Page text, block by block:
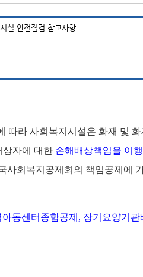
설 안전점검 참고사항
따라 사회복지시설은 화재 및
상자에 대한 손해배상책임을 이행
사회복지공제회의 책임공제에
아동센터종합공제 , 장기요양기관